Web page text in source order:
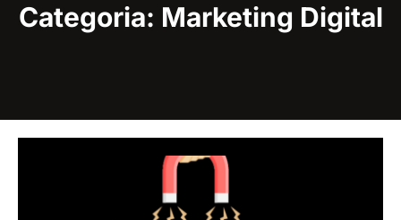
Categoria: Marketing Digital